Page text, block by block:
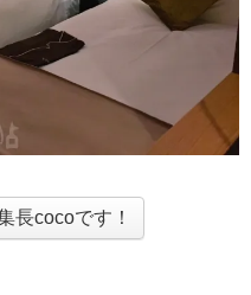
長cocoです！